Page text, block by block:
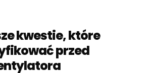
kwestie, które
przed